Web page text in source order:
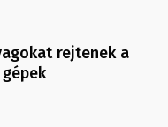
rejtenek a